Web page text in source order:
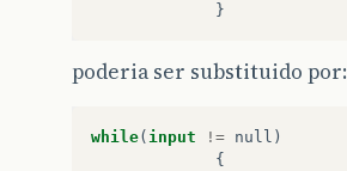
}
poderia ser substituido por:
while( input != null )
{